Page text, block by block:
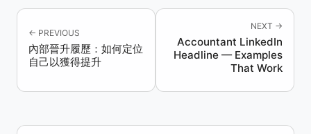
← PREVIOUS
內部晉升履歷：如何定位
自己以獲得提升
NEXT →
Accountant LinkedIn
Headline — Examples
That Work